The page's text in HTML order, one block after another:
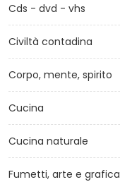
Cds - dvd - vhs
Civiltà contadina
Corpo, mente, spirito
Cucina
Cucina naturale
Fumetti, arte e grafica